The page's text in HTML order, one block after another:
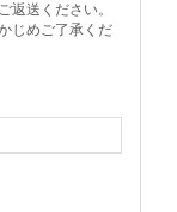
返送ください。
じめご了承くだ